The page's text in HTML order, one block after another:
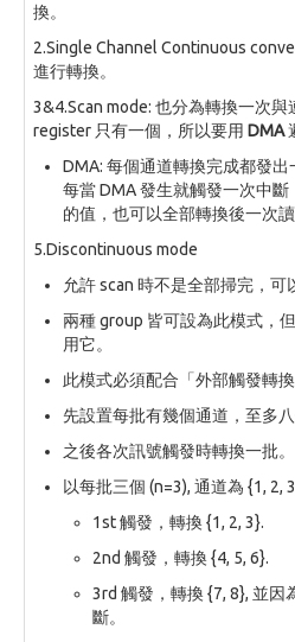
換。
2.Single Channel Continuous
進行轉換。
3&4.Scan mode: 也分為轉換一次
register 只有一個，所以要用 DMA
DMA: 每個通道轉換完成都發
每當 DMA 發生就觸發一次中
的值，也可以全部轉換後一次
5.Discontinuous mode
允許 scan 時不是全部掃完，可
兩種 group 皆可設為此模式，
用它。
此模式必須配合「外部觸發轉換
先設置每批有幾個通道，至多八
之後各次訊號觸發時轉換一批。
以每批三個 (n=3), 通道為 {1, 2,
1st 觸發，轉換 {1, 2, 3}.
2nd 觸發，轉換 {4, 5, 6}.
3rd 觸發，轉換 {7, 8}, 並因
斷。